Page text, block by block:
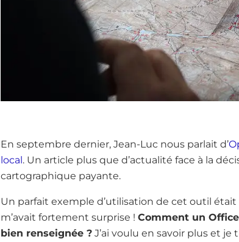
En septembre dernier, Jean-Luc nous parlait d’
local. Un article plus que d’actualité face à la
cartographique payante.
Un parfait exemple d’utilisation de cet outil était
m’avait fortement surprise ! Comment un
bien renseignée ? J’ai voulu en savoir plus et je